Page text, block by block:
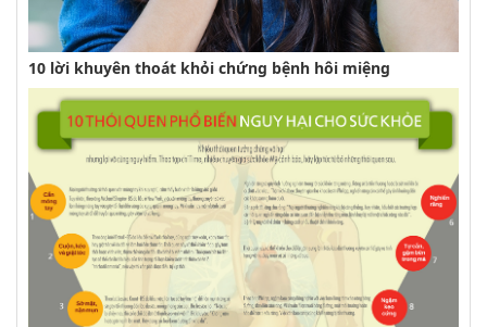
10 lời khuyên thoát khỏi chứng bệnh hôi miệng